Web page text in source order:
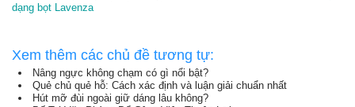
dạng bọt Lavenza
Xem thêm các chủ đề tương tự:
Nâng ngực không chạm có gì nổi bật?
Quẻ chủ quẻ hỗ: Cách xác định và luận giải chuẩn nhất
Hút mỡ đùi ngoài giữ dáng lâu không?